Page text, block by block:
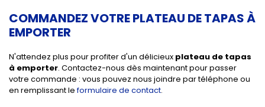
COMMANDEZ VOTRE PLATEAU DE TAPAS À
EMPORTER
N'attendez plus pour profiter d'un délicieux plateau de tapas
à emporter. Contactez-nous dès maintenant pour passer
votre commande : vous pouvez nous joindre par téléphone ou
en remplissant leformulaire de contact.